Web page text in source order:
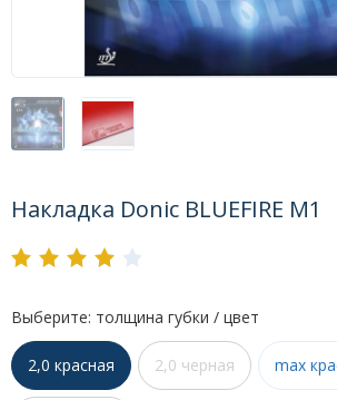
Накладка Donic BLUEFIRE M1
Выберите: толщина губки / цвет
2,0 красная 2,0 черная max